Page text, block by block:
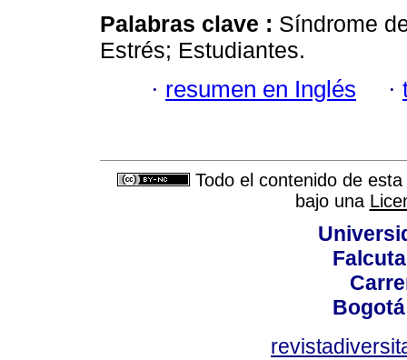
Palabras clave : Síndrome
Estrés; Estudiantes.
· resumen en Inglés ·
Todo el contenido de
bajo una